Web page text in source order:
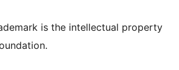
is the intellectual property